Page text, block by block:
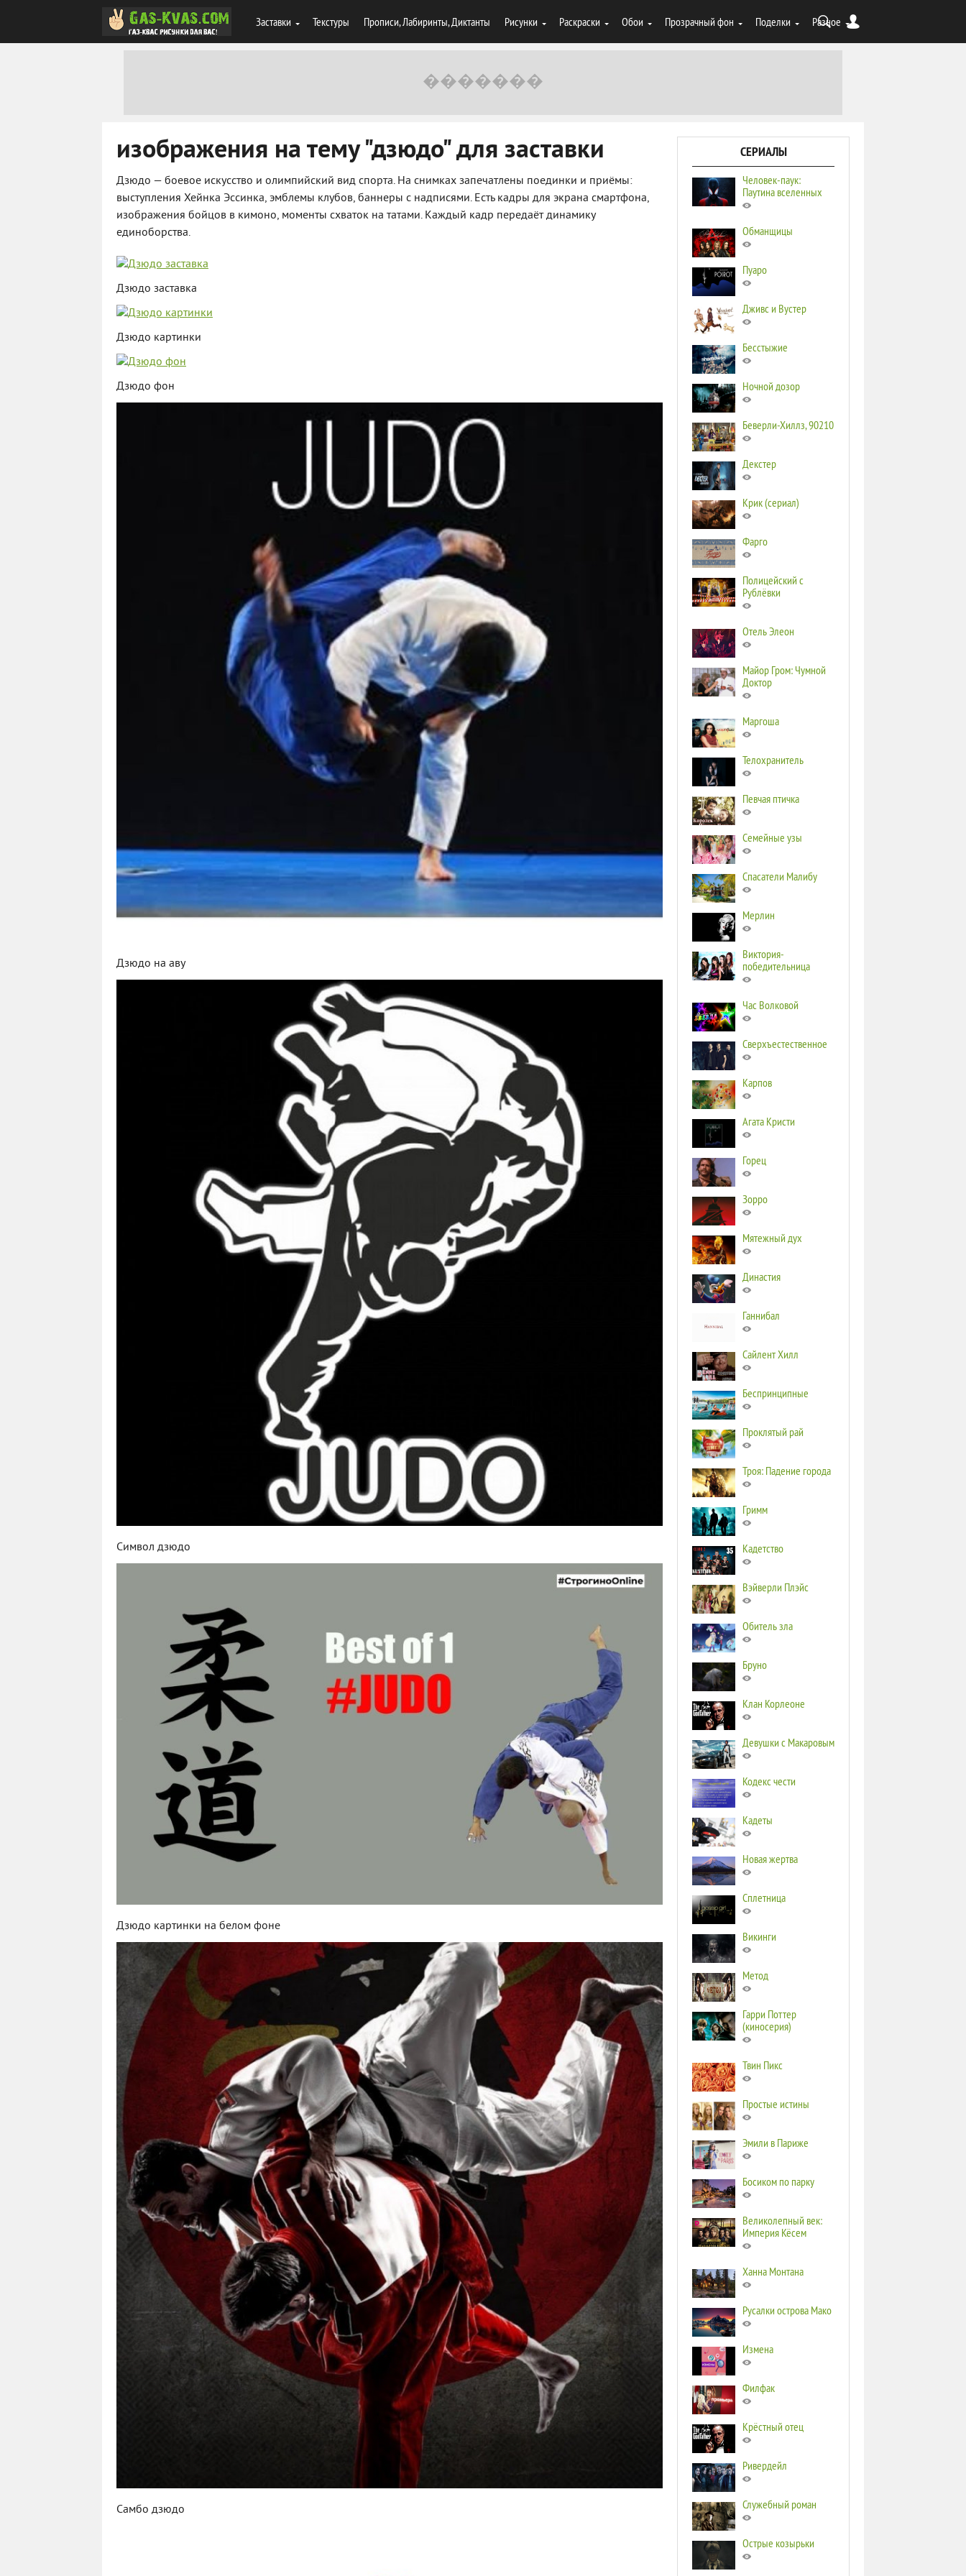
Заставки Текстуры Прописи, Лабиринты, Диктанты Рисунки Раскраски Обои Прозрачный фон Поделки Разное
изображения на тему "дзюдо" для заставки
Дзюдо — боевое искусство и олимпийский вид спорта. На снимках запечатлены поединки и приёмы:
выступления Хейнка Эссинка, эмблемы клубов, баннеры с надписями. Есть кадры для экрана смартфона,
изображения бойцов в кимоно, моменты схваток на татами. Каждый кадр передаёт динамику
единоборства.
Дзюдо заставка
Дзюдо картинки
Дзюдо фон
Дзюдо на аву
Символ дзюдо
Дзюдо картинки на белом фоне
Самбо дзюдо
СЕРИАЛЫ
Человек-паук:
Паутина вселенных
Обманщицы
Пуаро
Дживс и Вустер
Бесстыжие
Ночной дозор
Беверли-Хиллз, 90210
Декстер
Крик (сериал)
Фарго
Полицейский с
Рублёвки
Отель Элеон
Майор Гром: Чумной
Доктор
Маргоша
Телохранитель
Певчая птичка
Семейные узы
Спасатели Малибу
Мерлин
Виктория-
победительница
Час Волковой
Сверхъестественное
Карпов
Агата Кристи
Горец
Зорро
Мятежный дух
Династия
Ганнибал
Сайлент Хилл
Беспринципные
Проклятый рай
Троя: Падение города
Гримм
Кадетство
Вэйверли Плэйс
Обитель зла
Бруно
Клан Корлеоне
Девушки с Макаровым
Кодекс чести
Кадеты
Новая жертва
Сплетница
Викинги
Метод
Гарри Поттер
(киносерия)
Твин Пикс
Простые истины
Эмили в Париже
Босиком по парку
Великолепный век:
Империя Кёсем
Ханна Монтана
Русалки острова Мако
Измена
Филфак
Крёстный отец
Ривердейл
Служебный роман
Острые козырьки